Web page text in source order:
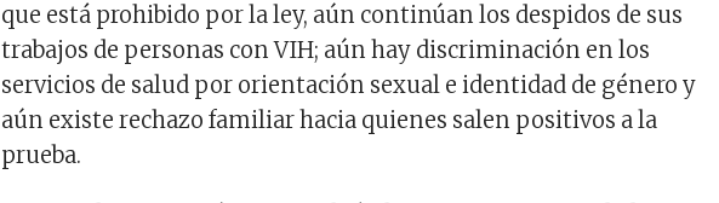
que está prohibido por la ley, aún continúan los despidos de sus
trabajos de personas con VIH; aún hay discriminación en los
servicios de salud por orientación sexual e identidad de género y
aún existe rechazo familiar hacia quienes salen positivos a la
prueba.